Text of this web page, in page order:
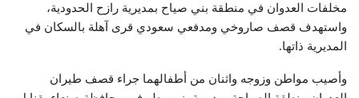
مخلفات العدوان في منطقة بني صياح بمديرية رازح الحدودية،
واستهدف قصف صاروخي ومدفعي سعودي قرى آهلة بالسكان في
المديرية ذاتها.
وأصيب مواطن وزوجه واثنان من أطفالهما جراء قصف طيران